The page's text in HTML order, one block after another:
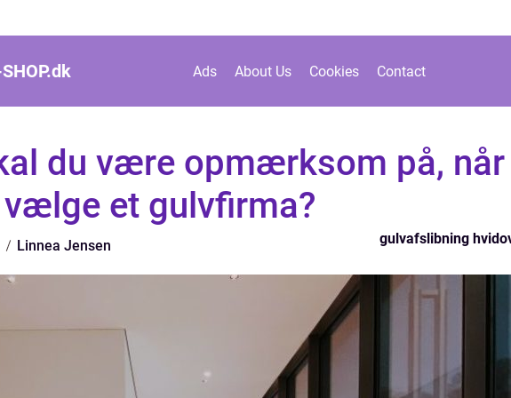
dk Ads About Us Cookies Contact
du være opmærksom på, når
et gulvfirma?
Linnea Jensen gulvafslibning